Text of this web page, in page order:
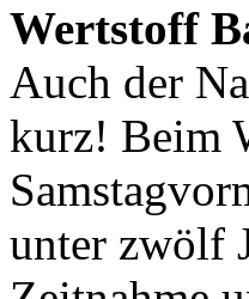
Wertstoff
Auch der
kurz! Beim
unter zwölf